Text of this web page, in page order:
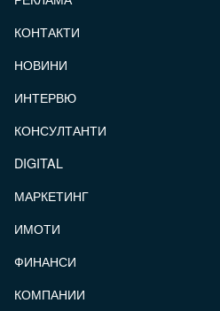
КОНТАКТИ
НОВИНИ
ИНТЕРВЮ
КОНСУЛТАНТИ
DIGITAL
МАРКЕТИНГ
ИМОТИ
ФИНАНСИ
КОМПАНИИ